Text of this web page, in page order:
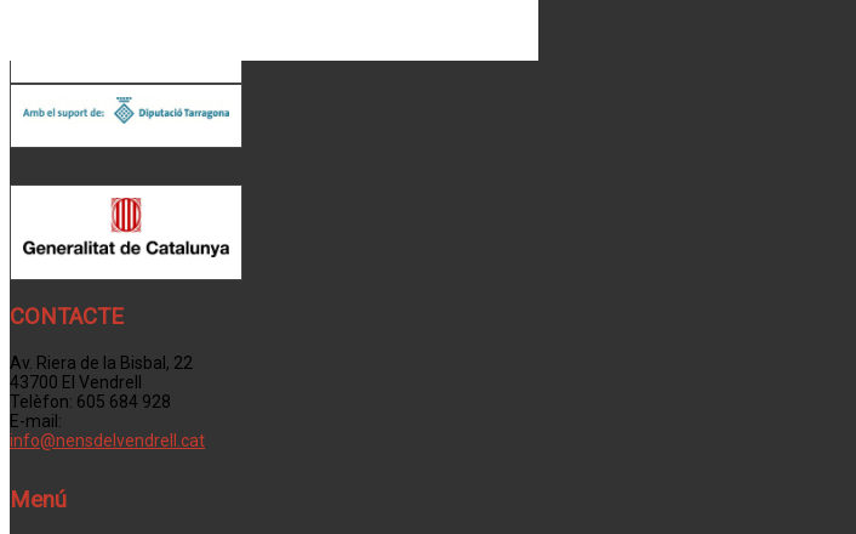
CONTACTE
Av. Riera de la Bisbal, 22
43700 El Vendrell
Telèfon: 605 684 928
E-mail:
info@nensdelvendrell.cat
Menú